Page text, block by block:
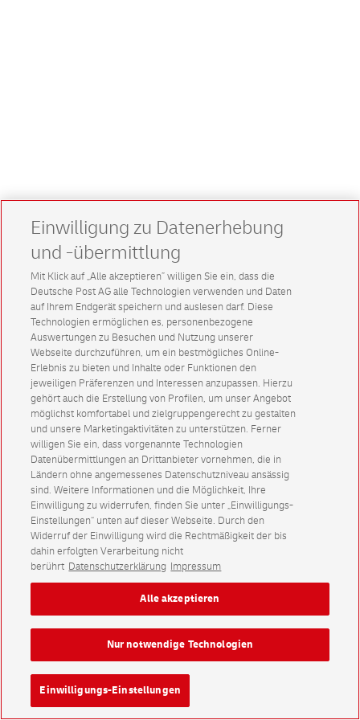
Einwilligung zu Datenerhebung
und -übermittlung
Mit Klick auf „Alle akzeptieren” willigen Sie ein, dass die
Deutsche Post AG alle Technologien verwenden und Daten
auf Ihrem Endgerät speichern und auslesen darf. Diese
Technologien ermöglichen es, personenbezogene
Auswertungen zu Besuchen und Nutzung unserer
Webseite durchzuführen, um ein bestmögliches Online-
Erlebnis zu bieten und Inhalte oder Funktionen den
jeweiligen Präferenzen und Interessen anzupassen. Hierzu
gehört auch die Erstellung von Profilen, um unser Angebot
möglichst komfortabel und zielgruppengerecht zu gestalten
und unsere Marketingaktivitäten zu unterstützen. Ferner
willigen Sie ein, dass vorgenannte Technologien
Datenübermittlungen an Drittanbieter vornehmen, die in
Ländern ohne angemessenes Datenschutzniveau ansässig
sind. Weitere Informationen und die Möglichkeit, Ihre
Einwilligung zu widerrufen, finden Sie unter „Einwilligungs-
Einstellungen“ unten auf dieser Webseite. Durch den
Widerruf der Einwilligung wird die Rechtmäßigkeit der bis
dahin erfolgten Verarbeitung nicht
berührt Datenschutzerklärung Impressum
Einwilligungs-Einstellungen
Nur notwendige Technologien
Alle akzeptieren